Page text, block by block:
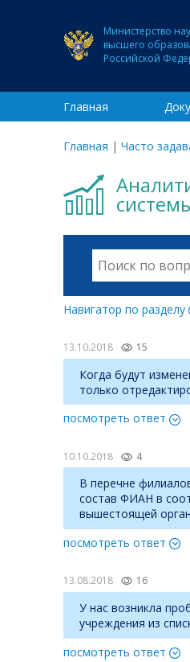
Министерство
высшего
Российской
Главная
Главная | Часто
Навигатор по разделу
13.10.2018 15
Когда будут
только
посмотреть ответ
10.10.2018 4
В перечне
состав ФИАН в
вышестоящей
посмотреть ответ
13.08.2018 16
У нас возникла
учреждения из
посмотреть ответ